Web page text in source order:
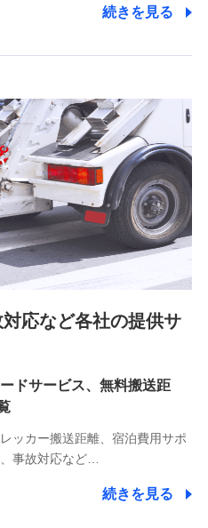
報
、給与支給、福利厚生・採用
ため、当社と従業員または従
情報の提供業務、契約締結手
びこれらに準ずる業務の遂行
め
準ずる業務の遂行のため
ド並びに法人向けASPサー
続きを見る
応など各社の提供サ
ドサービス、無料搬送距
ッカー搬送距離、宿泊費用サポ
事故対応など…
続きを見る